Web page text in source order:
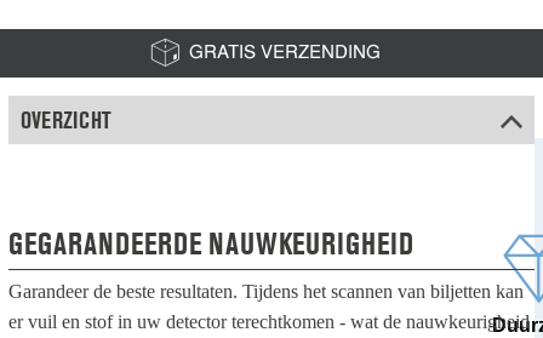
GRATIS VERZENDING
OVERZICHT
GEGARANDEERDE NAUWKEURIGHEID
Garandeer de beste resultaten. Tijdens het scannen van biljetten kan
er vuil en stof in uw detector terechtkomen - wat de nauwkeurigheid